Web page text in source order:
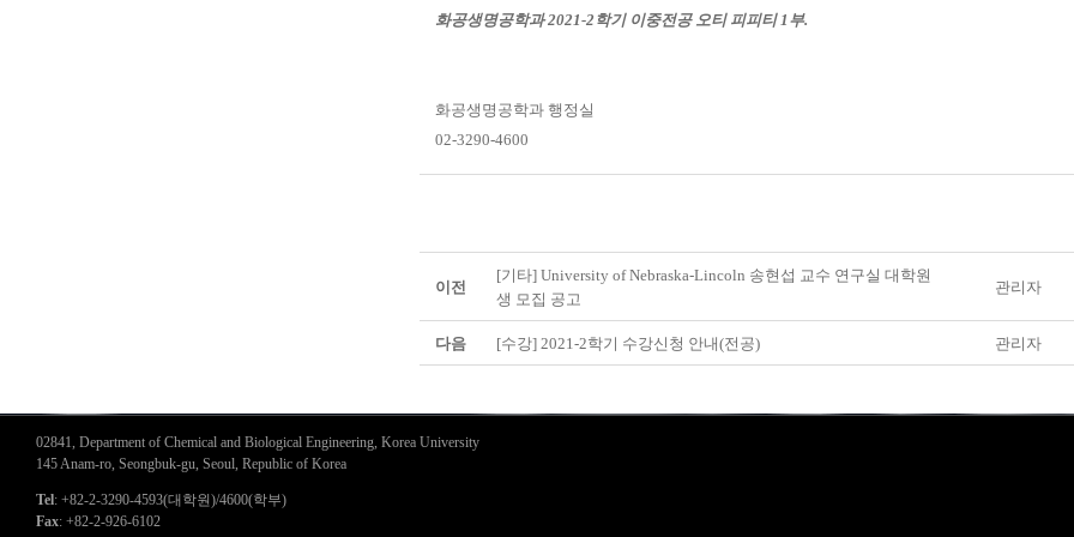
화공생명공학과 2021-2학기 이중전공 오티 피피티 1부.
화공생명공학과 행정실
02-3290-4600
이전
[기타] University of Nebraska-Lincoln 송현섭 교수 연구실 대학원
생 모집 공고
관리자
다음 [수강] 2021-2학기 수강신청 안내(전공) 관리자
02841, Department of Chemical and Biological Engineering, Korea University
145 Anam-ro, Seongbuk-gu, Seoul, Republic of Korea
Tel: +82-2-3290-4593(대학원)/4600(학부)
Fax: +82-2-926-6102